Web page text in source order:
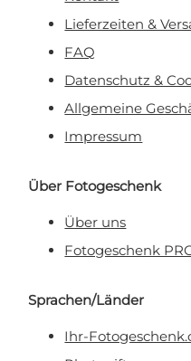
Lieferzeiten &
FAQ
Datenschutz &
Allgemeine
Impressum
Über Fotogeschenk
Über uns
Fotogeschenk
Sprachen/Länder
Ihr-